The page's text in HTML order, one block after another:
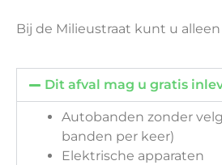
Bij de Milieustraat kunt u
Dit afval mag u gratis
Autobanden zonder
banden per keer)
Elektrische apparaten